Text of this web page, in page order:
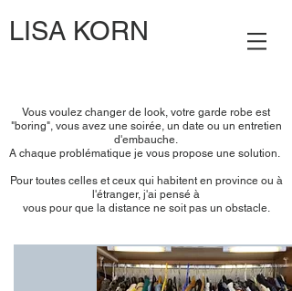
LISA KORN
Vous voulez changer de look, votre garde robe est
"boring", vous avez une soirée, un date ou un entretien
d'embauche.
A chaque problématique je vous propose une solution.
Pour toutes celles et ceux qui habitent en province ou à
l'étranger, j'ai pensé à
vous pour que la distance ne soit pas un obstacle.